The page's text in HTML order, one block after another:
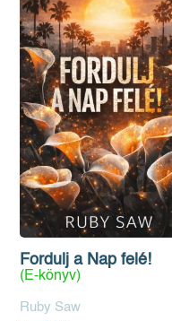
Fordulj a Nap felé!
(E-könyv)
Ruby Saw